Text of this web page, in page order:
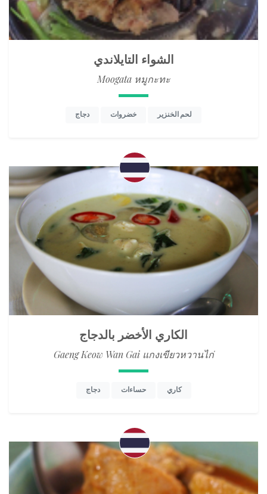
الشواء التايلاندي
Moogata หมูกะทะ
لحم الخنزير خضروات دجاج
الكاري الأخضر بالدجاج
Gaeng Keow Wan Gai แกงเขียวหวานไก่
كاري حساءات دجاج